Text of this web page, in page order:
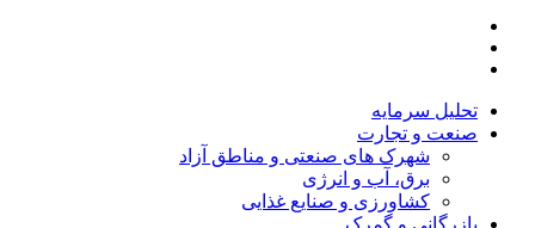
تحلیل‌ سرمایه
صنعت و تجارت
شهرک های صنعتی و مناطق آزاد
برق، آب و انرژی
کشاورزی و صنایع غذایی
بازرگانی و گمرک